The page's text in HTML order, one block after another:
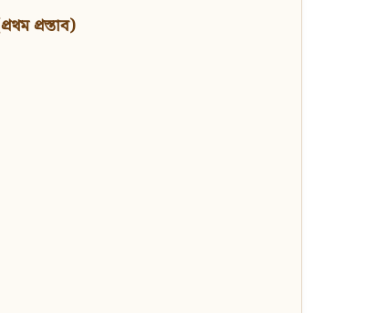
প্রস্তাব)